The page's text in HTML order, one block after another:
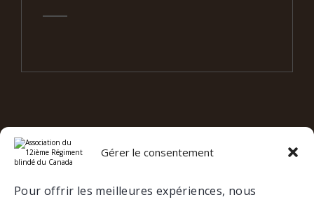
Gérer le consentement
Pour offrir les meilleures expériences, nous
12eRBC SUR LES RÉSEAUX